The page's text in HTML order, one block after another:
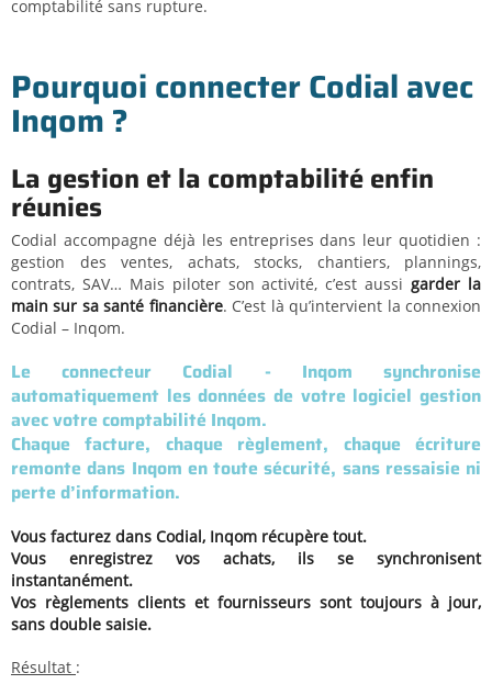
comptabilité sans rupture.
Pourquoi connecterCodialavec
Inqom?
La gestion et la comptabilité enfin
réunies
Codial accompagne déjà les entreprises dans leur quotidien :
gestion des ventes, achats, stocks, chantiers, plannings,
contrats, SAV… Mais piloter son activité, c’est aussi garder la
main sur sa santé financière. C’est là qu’intervient la connexion
Codial – Inqom.
Le connecteur Codial - Inqom synchronise
automatiquement les données de votre logiciel gestion
avec votre comptabilité Inqom.
Chaque facture, chaque règlement, chaque écriture
remonte dans Inqom en toute sécurité, sans ressaisie ni
perte d’information.
Vous facturez dans Codial, Inqom récupère tout.
Vous enregistrez vos achats, ils se synchronisent
instantanément.
Vos règlements clients et fournisseurs sont toujours à jour,
sans double saisie.
Résultat :